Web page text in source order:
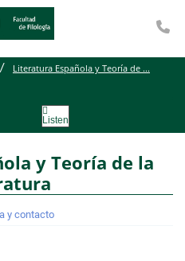
Literatura Española y Teoría de ...
Listen
y Teoría de la
y contacto